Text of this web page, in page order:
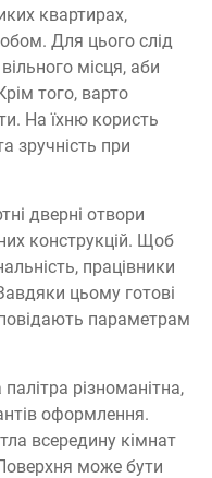
квартирах,
Для цього слід
місця, аби
того, варто
На їхню користь
зручність при
дверні отвори
конструкцій. Щоб
працівники
цьому готові
параметрам
палітра різноманітна,
оформлення.
всередину кімнат
може бути